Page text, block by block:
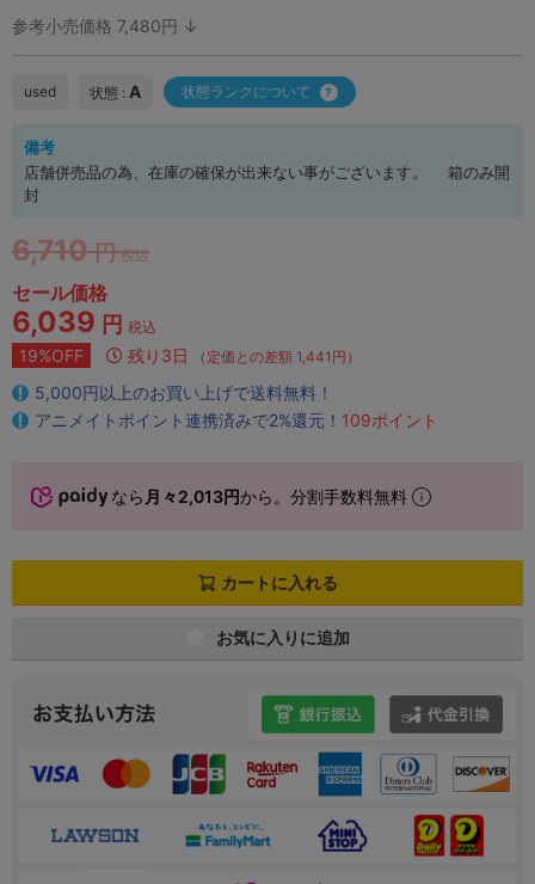
参考小売価格 7,480円 ↓
used 状態 : A 状態ランクについて
備考
店舗併売品の為、在庫の確保が出来ない事がございます。 箱のみ開
封
6,710 円 税込
セール価格
6,039 円 税込
19%OFF 残り3日 （定価との差額 1,441円）
5,000円以上のお買い上げで送料無料！
アニメイトポイント連携済みで2%還元！ 109ポイント
なら 月々2,013円から。分割手数料無料
カートに入れる
お気に入りに追加